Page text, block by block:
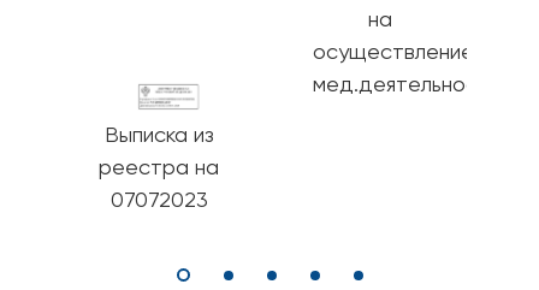
Выписка из
реестра на
07072023
на
осуществление
мед.деятельности